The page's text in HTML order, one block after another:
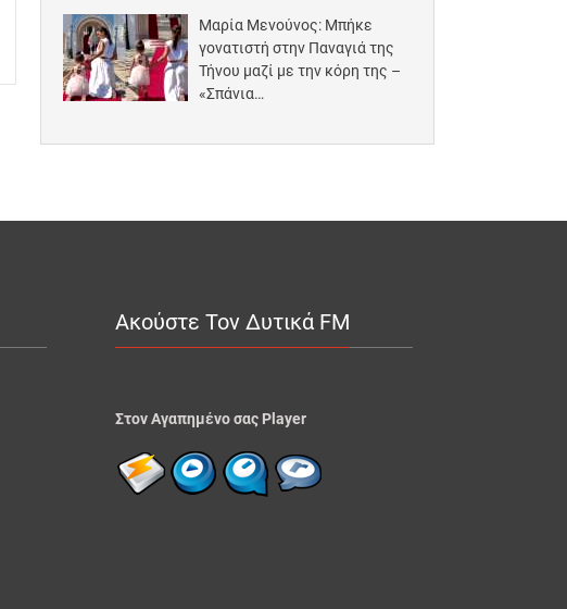
Μαρία Μενούνος: Μπήκε
γονατιστή στην Παναγιά της
Τήνου μαζί με την κόρη της –
«Σπάνια…
Ακούστε Τον Δυτικά FM
Στον Αγαπημένο σας Player